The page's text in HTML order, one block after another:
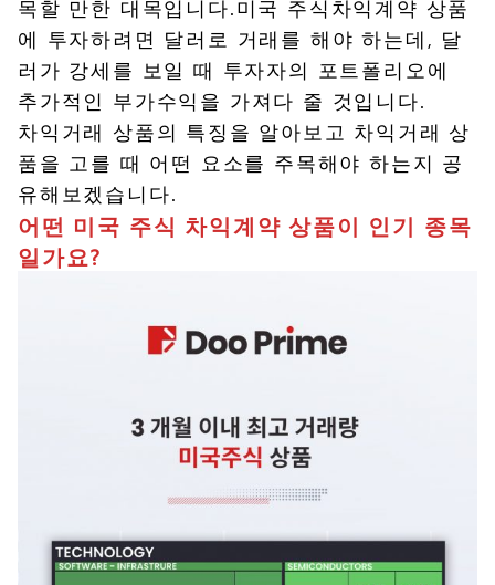
목할 만한 대목입니다.미국 주식차익계약 상품
에 투자하려면 달러로 거래를 해야 하는데, 달
러가 강세를 보일 때 투자자의 포트폴리오에
추가적인 부가수익을 가져다 줄 것입니다.
차익거래 상품의 특징을 알아보고 차익거래 상
품을 고를 때 어떤 요소를 주목해야 하는지 공
유해보겠습니다.
어떤 미국 주식 차익계약 상품이 인기 종목
일가요?